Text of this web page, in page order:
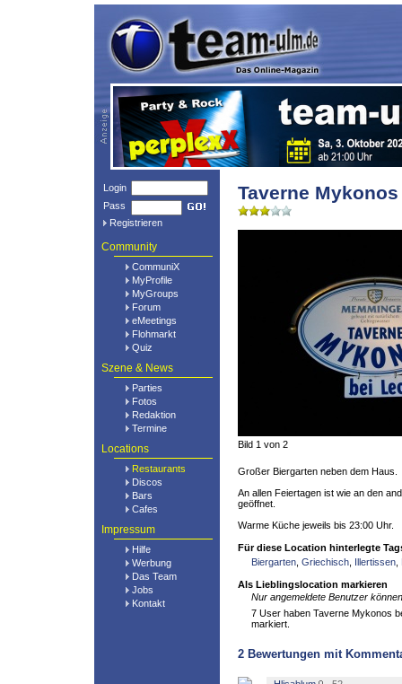
Login
Pass
Registrieren
Community
CommuniX
MyProfile
MyGroups
Forum
eMeetings
Flohmarkt
Quiz
Szene & News
Parties
Fotos
Redaktion
Termine
Locations
Restaurants
Discos
Bars
Cafes
Impressum
Hilfe
Werbung
Das Team
Jobs
Kontakt
Taverne Mykonos
Bild 1 von 2
Großer Biergarten neben dem Haus.
An allen Feiertagen ist wie an den
geöffnet.
Warme Küche jeweils bis 23:00 Uhr.
Für diese Location hinterlegte
Biergarten Griechisch Illertissen
Als Lieblingslocation markieren
Nur angemeldete Benutzer
7 User haben Taverne Mykonos
markiert.
2 Bewertungen mit